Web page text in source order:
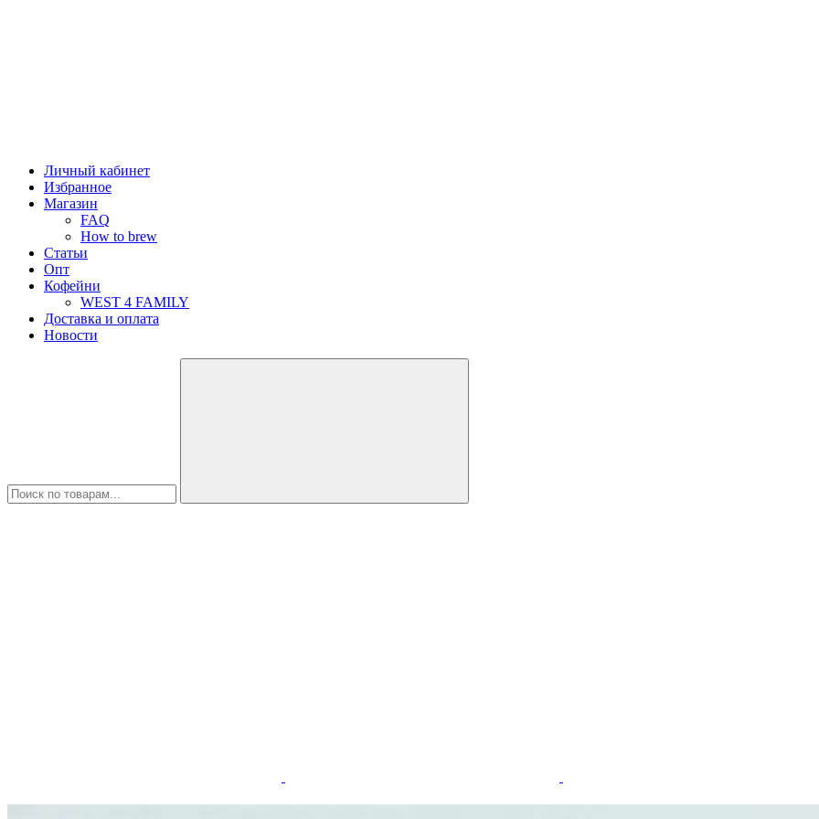
Личный кабинет
Избранное
Магазин
FAQ
How to brew
Статьи
Опт
Кофейни
WEST 4 FAMILY
Доставка и оплата
Новости